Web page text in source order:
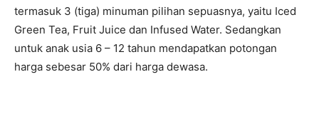
termasuk 3 (tiga) minuman pilihan sepuasnya, yaitu Iced
Green Tea, Fruit Juice dan Infused Water. Sedangkan
untuk anak usia 6 – 12 tahun mendapatkan potongan
harga sebesar 50% dari harga dewasa.